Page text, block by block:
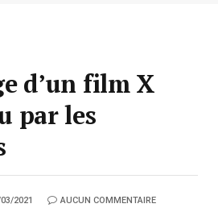
d’un film X
par les
2021 AUCUN COMMENTAIRE